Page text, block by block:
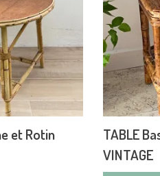
et Rotin
TABLE
VINTAGE